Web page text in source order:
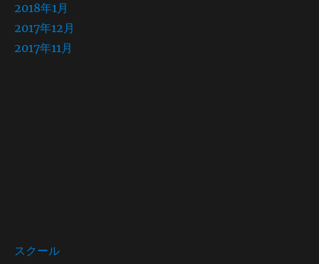
2018年1月
2017年12月
2017年11月
スクール